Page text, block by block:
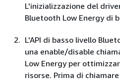
L'inizializzazione del
Bluetooth Low Energy di
L'API di basso livello
una enable/disable
Low Energy per
risorse. Prima di